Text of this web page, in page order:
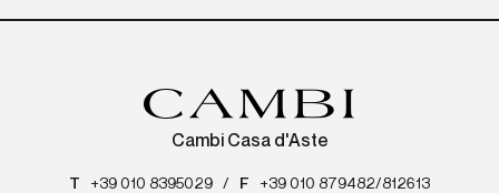
Cambi Casa d'Aste
T +39 010 8395029 / F
+39 010 879482/812613